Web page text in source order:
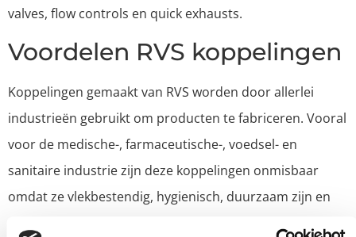
valves, flow controls en quick exhausts.
Voordelen RVS koppelingen
Koppelingen gemaakt van RVS worden door allerlei
industrieën gebruikt om producten te fabriceren. Vooral
voor de medische-, farmaceutische-, voedsel- en
sanitaire industrie zijn deze koppelingen onmisbaar
omdat ze vlekbestendig, hygienisch, duurzaam zijn en